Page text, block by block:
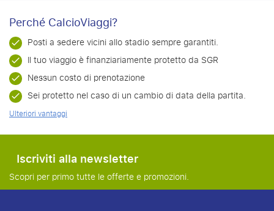
Perché CalcioViaggi?
Posti a sedere vicini allo stadio sempre garantiti.
Il tuo viaggio è finanziariamente protetto da SGR
Nessun costo di prenotazione
Sei protetto nel caso di un cambio di data della partita.
Ulteriori vantaggi
Iscriviti alla newsletter
Scopri per primo tutte le offerte e promozioni.